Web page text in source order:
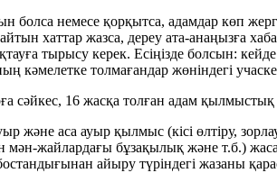
болса немесе қорқытса, адамдар көп
хаттар жазса, дереу ата-анаңызға
тырысу керек. Есіңізде болсын:
кәмелетке толмағандар жөніндегі
сәйкес, 16 жасқа толған адам
және аса ауыр қылмыс (кісі өлтіру,
мән-жайлардағы бұзақылық және т.б.)
айыру түріндегі жазаны